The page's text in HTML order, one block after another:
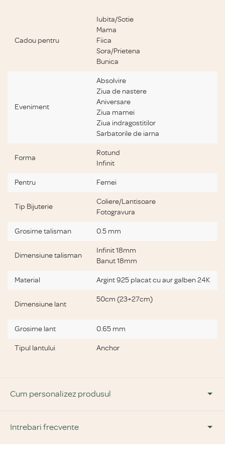
Cadou pentru
Iubita/Sotie
Mama
Fiica
Sora/Prietena
Bunica
Eveniment
Absolvire
Ziua de nastere
Aniversare
Ziua mamei
Ziua indragostitilor
Sarbatorile de iarna
Forma
Rotund
Infinit
Pentru Femei
Tip Bijuterie
Coliere/Lantisoare
Fotogravura
Grosime talisman 0.5 mm
Dimensiune talisman
Infinit 18mm
Banut 18mm
Material Argint 925 placat cu aur galben 24K
Dimensiune lant
50cm (23+27cm)
Grosime lant 0.65 mm
Tipul lantului Anchor
Cum personalizez produsul
Pasul 1:Alege forma și tipul de bijuterie dorită.
Pasul 2:Alege ce vrei să fie inscripționat pe bijuterie.
Intrebari frecvente